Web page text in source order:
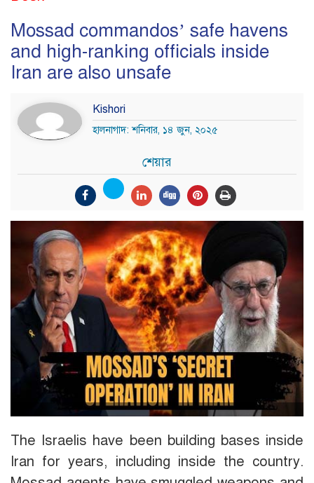
Mossad commandos’ safe havens
and high-ranking officials inside
Iran are also unsafe
Kishori
হালনাগাদ: শনিবার, ১৪ জুন, ২০২৫
শেয়ার
The Israelis have been building bases inside
Iran for years, including inside the country.